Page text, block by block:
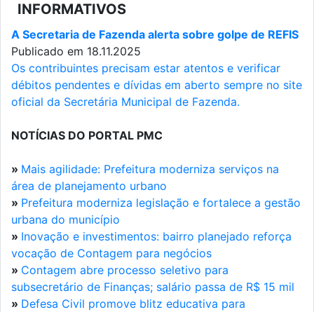
INFORMATIVOS
A Secretaria de Fazenda alerta sobre golpe de REFIS
Publicado em 18.11.2025
Os contribuintes precisam estar atentos e verificar
débitos pendentes e dívidas em aberto sempre no site
oficial da Secretária Municipal de Fazenda.
NOTÍCIAS DO PORTAL PMC
» Mais agilidade: Prefeitura moderniza serviços na
área de planejamento urbano
» Prefeitura moderniza legislação e fortalece a gestão
urbana do município
» Inovação e investimentos: bairro planejado reforça
vocação de Contagem para negócios
» Contagem abre processo seletivo para
subsecretário de Finanças; salário passa de R$ 15 mil
» Defesa Civil promove blitz educativa para